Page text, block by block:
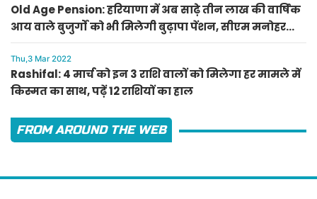
Old Age Pension: हरियाणा में अब साढ़े तीन लाख की वार्षिक
आय वाले बुजुर्गों को भी मिलेगी बुढ़ापा पेंशन, सीएम मनोहर
लाल का ऐलान
Thu,3 Mar 2022
Rashifal: 4 मार्च को इन 3 राशि वालों को मिलेगा हर मामले में
किस्मत का साथ, पढ़ें 12 राशियों का हाल
FROM AROUND THE WEB